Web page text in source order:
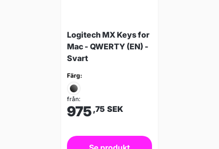
Logitech MX Keys for
Mac - QWERTY (EN) -
Svart
Färg:
från:
975 ,75 SEK